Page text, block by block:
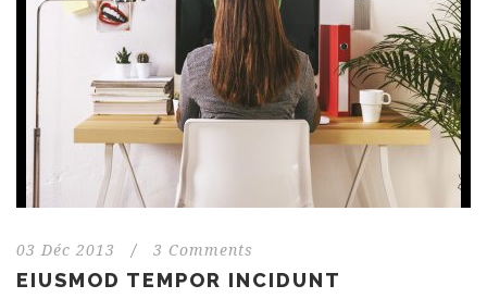
03 Déc 2013 / 3 Comments
EIUSMOD TEMPOR INCIDUNT